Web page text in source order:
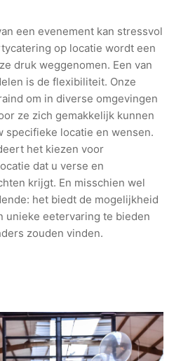
een evenement kan stressvol
op locatie wordt een
druk weggenomen. Een van
is de flexibiliteit. Onze
om in diverse omgevingen
ze zich gemakkelijk kunnen
specifieke locatie en wensen.
het kiezen voor
dat u verse en
krijgt. En misschien wel
het biedt de mogelijkheid
unieke eetervaring te bieden
zouden vinden.